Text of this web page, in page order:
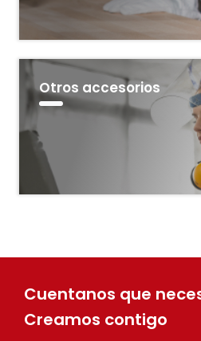
Otros accesorios
Cuentanos que
Creamos contigo